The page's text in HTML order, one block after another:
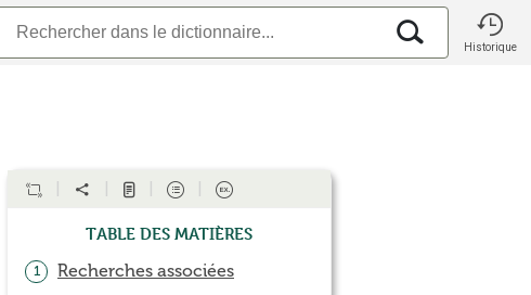
Historique
Table des matières
1 Recherches associées